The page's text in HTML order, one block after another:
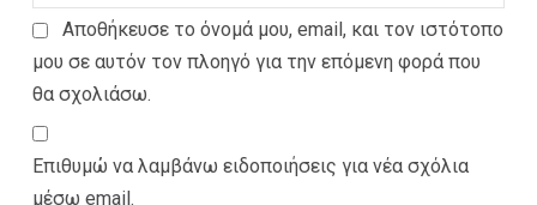
Αποθήκευσε το όνομά μου, email, και τον ιστότοπο
μου σε αυτόν τον πλοηγό για την επόμενη φορά που
θα σχολιάσω.
Επιθυμώ να λαμβάνω ειδοποιήσεις για νέα σχόλια
μέσω email.